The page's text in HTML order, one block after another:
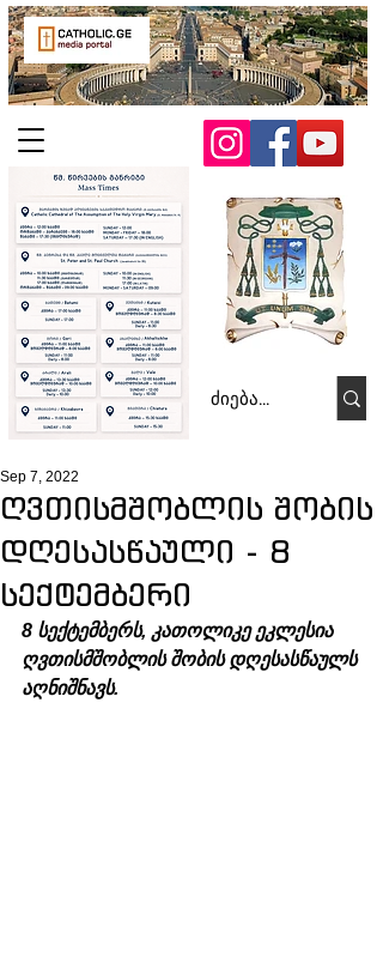
ღვთისმშობლის შობის
დღესასწაული - 8
სექტემბერი
Sep 7, 2022
8 სექტემბერს, კათოლიკე ეკლესია
ღვთისმშობლის შობის დღესასწაულს
აღნიშნავს.